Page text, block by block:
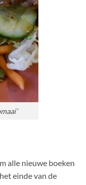
alle nieuwe boeken
einde van de